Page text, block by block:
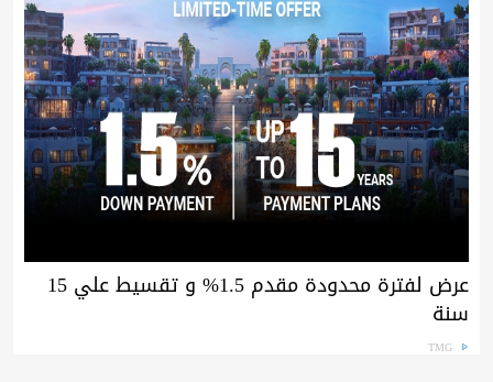
عرض لفترة محدودة مقدم 1.5% و تقسيط علي 15
سنة
TMG